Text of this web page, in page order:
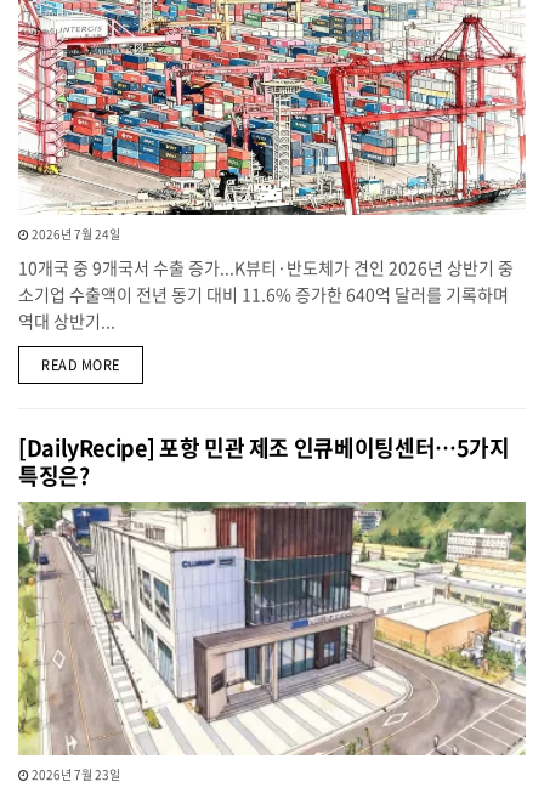
2026년 7월 24일
10개국 중 9개국서 수출 증가...K뷰티·반도체가 견인 2026년 상반기 중
소기업 수출액이 전년 동기 대비 11.6% 증가한 640억 달러를 기록하며
역대 상반기...
READ MOREDETAILS
[DailyRecipe] 포항 민관 제조 인큐베이팅센터…5가지
특징은?
2026년 7월 23일